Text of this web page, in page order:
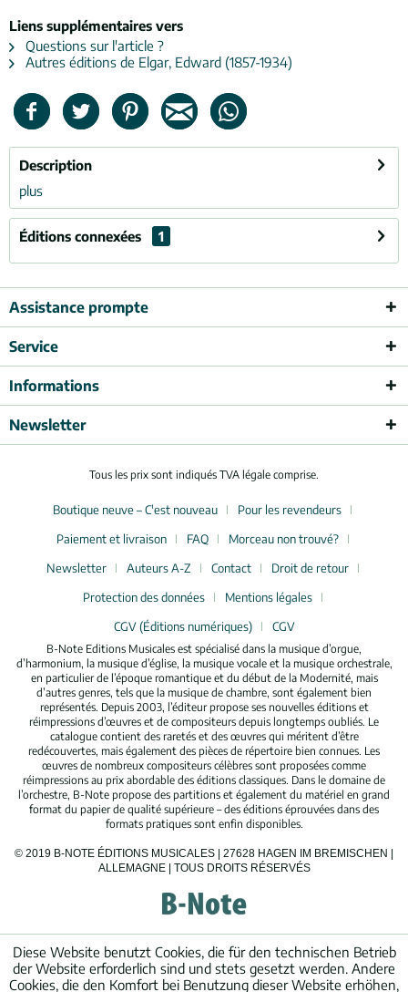
Liens supplémentaires vers
Questions sur l'article ?
Autres éditions de Elgar, Edward (1857-1934)
Description
plus
Éditions connexées 1
Assistance prompte
Service
Informations
Newsletter
Tous les prix sont indiqués TVA légale comprise.
Boutique neuve – C'est nouveau
Pour les revendeurs
Paiement et livraison
FAQ
Morceau non trouvé?
Newsletter
Auteurs A-Z Contact
Droit de retour
Protection des données
Mentions légales
CGV (Éditions numériques)
CGV
B-Note Editions Musicales est spécialisé dans la musique d’orgue,
d’harmonium, la musique d’église, la musique vocale et la musique orchestrale,
en particulier de l’époque romantique et du début de la Modernité, mais
d’autres genres, tels que la musique de chambre, sont également bien
représentés. Depuis 2003, l’éditeur propose ses nouvelles éditions et
réimpressions d’œuvres et de compositeurs depuis longtemps oubliés. Le
catalogue contient des raretés et des œuvres qui méritent d’être
redécouvertes, mais également des pièces de répertoire bien connues. Les
œuvres de nombreux compositeurs célèbres sont proposées comme
réimpressions au prix abordable des éditions classiques. Dans le domaine de
l’orchestre, B-Note propose des partitions et également du matériel en grand
format du papier de qualité supérieure – des éditions éprouvées dans des
formats pratiques sont enfin disponibles.
© 2019 B-NOTE ÉDITIONS MUSICALES | 27628 HAGEN IM BREMISCHEN |
ALLEMAGNE | TOUS DROITS RÉSERVÉS
Diese Website benutzt Cookies, die für den technischen Betrieb
der Website erforderlich sind und stets gesetzt werden. Andere
Cookies, die den Komfort bei Benutzung dieser Website erhöhen,